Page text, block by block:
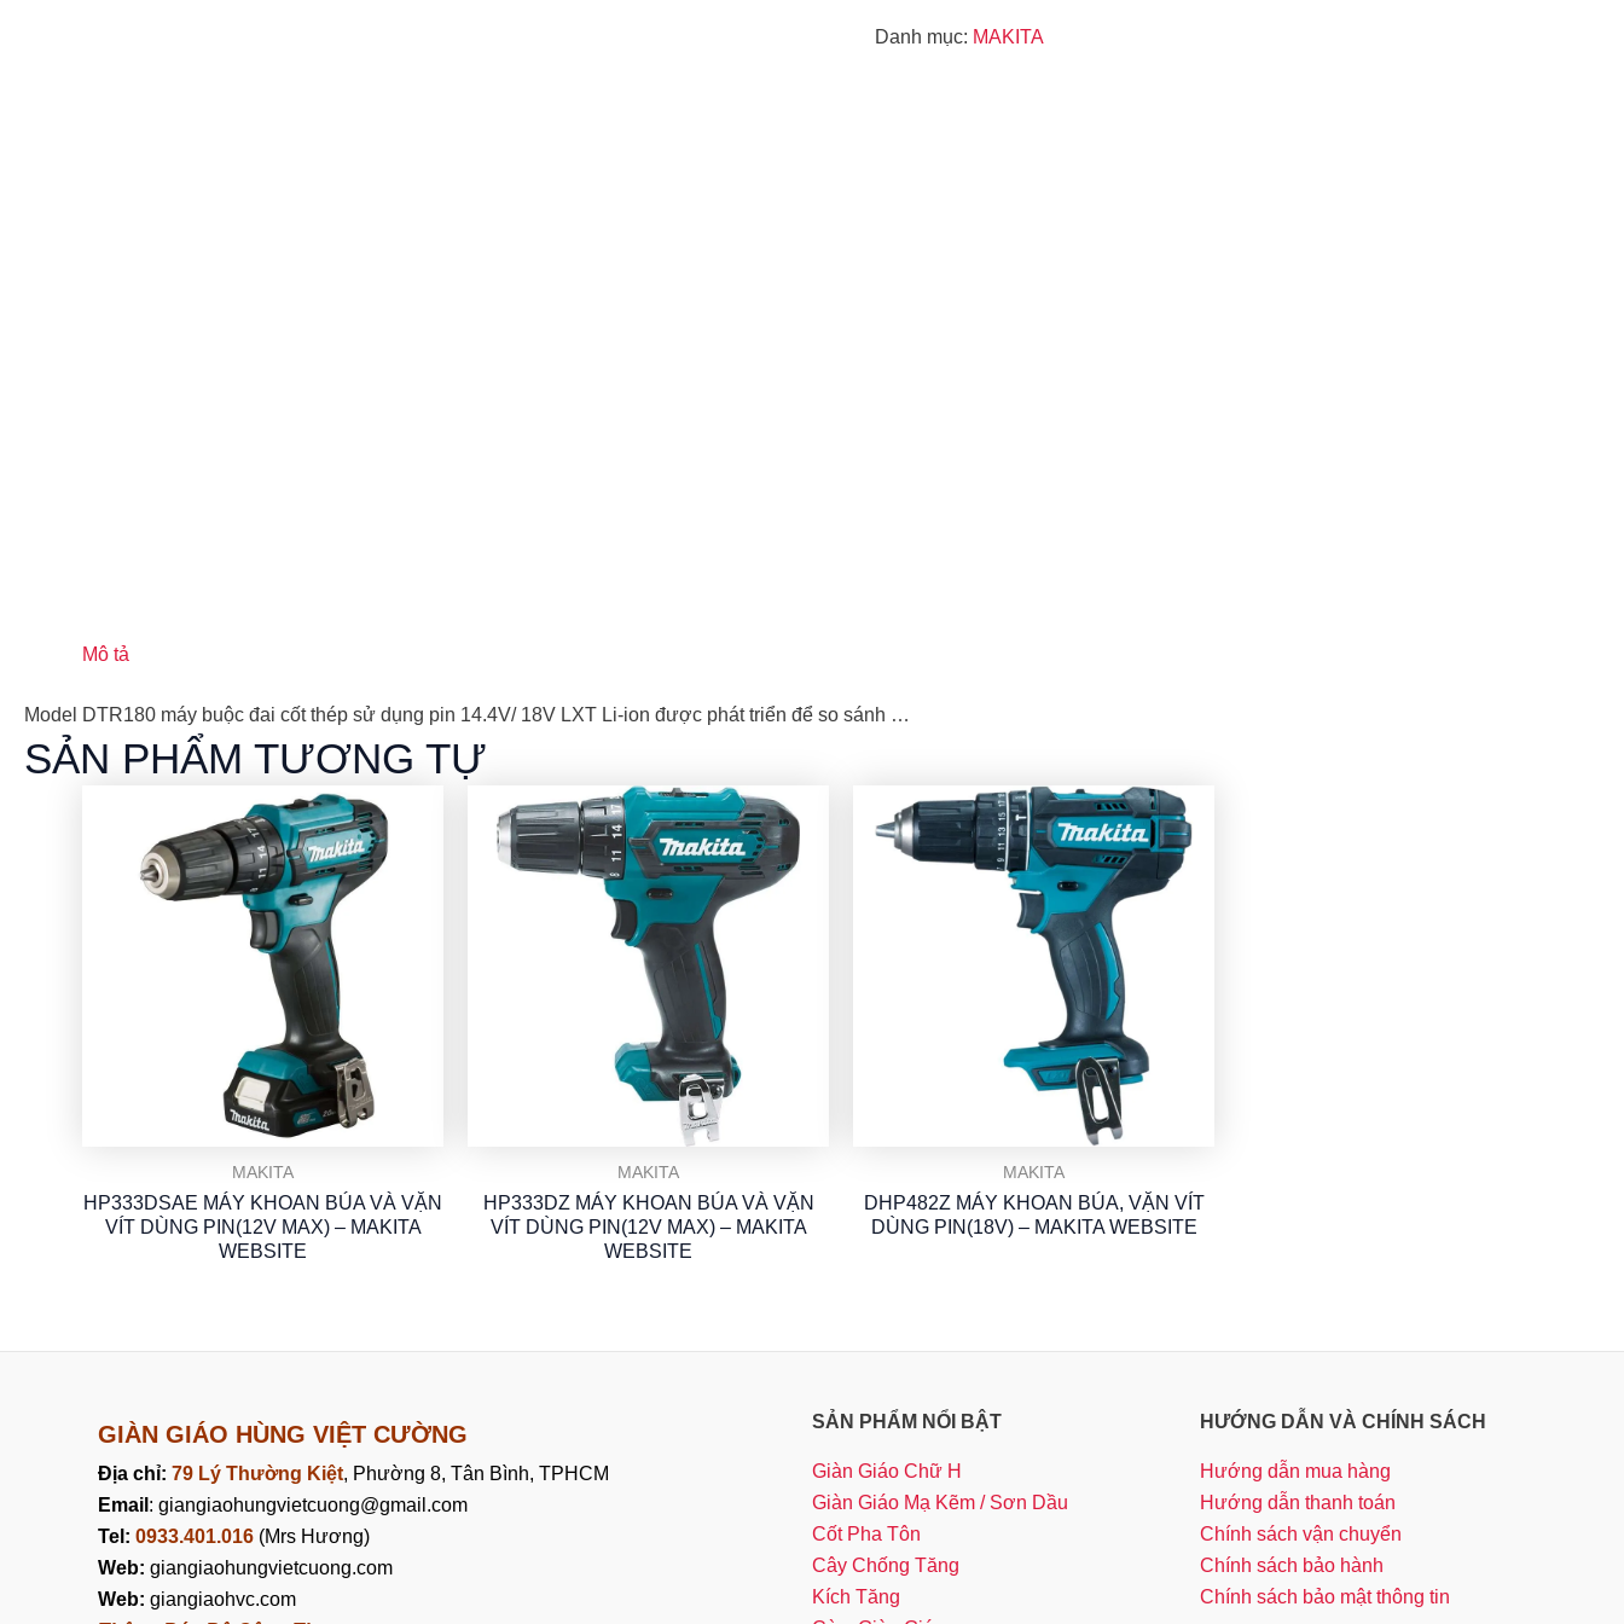
Danh mục: MAKITA
Mô tả
Model DTR180 máy buộc đai cốt thép sử dụng pin 14.4V/ 18V LXT Li-ion được phát triển để so sánh …
SẢN PHẨM TƯƠNG TỰ
MAKITA
HP333DSAE MÁY KHOAN BÚA VÀ VẶN
VÍT DÙNG PIN(12V MAX) – MAKITA
WEBSITE
MAKITA
HP333DZ MÁY KHOAN BÚA VÀ VẶN
VÍT DÙNG PIN(12V MAX) – MAKITA
WEBSITE
MAKITA
DHP482Z MÁY KHOAN BÚA, VẶN VÍT
DÙNG PIN(18V) – MAKITA WEBSITE
GIÀN GIÁO HÙNG VIỆT CƯỜNG
Địa chỉ: 79 Lý Thường Kiệt, Phường 8, Tân Bình, TPHCM
Email : giangiaohungvietcuong@gmail.com
Tel: 0933.401.016(Mrs Hương)
Web: giangiaohungvietcuong.com
Web: giangiaohvc.com
SẢN PHẨM NỔI BẬT
Giàn Giáo Chữ H
Giàn Giáo Mạ Kẽm / Sơn Dầu
Cốt Pha Tôn
Cây Chống Tăng
Kích Tăng
HƯỚNG DẪN VÀ CHÍNH SÁCH
Hướng dẫn mua hàng
Hướng dẫn thanh toán
Chính sách vận chuyển
Chính sách bảo hành
Chính sách bảo mật thông tin